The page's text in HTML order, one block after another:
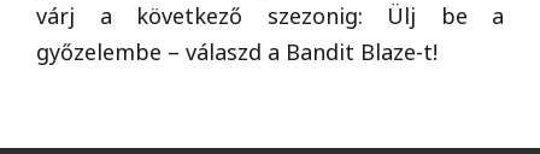
várj a következő szezonig: Ülj be a
győzelembe – válaszd a Bandit Blaze-t!